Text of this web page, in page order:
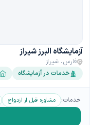
آزمایشگاه البرز شیراز
فارس، شیراز
خدمات در آزمایشگاه
خدمات: مشاوره قبل از ازدواج